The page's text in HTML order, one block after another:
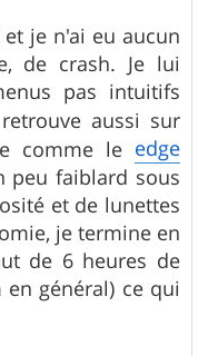
je n'ai eu aucun
de crash. Je lui
pas intuitifs
aussi sur
comme le edge
peu faiblard sous
et de lunettes
je termine en
de 6 heures de
général) ce qui